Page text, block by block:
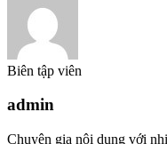
Biên tập viên
admin
Chuyên gia nội dung với